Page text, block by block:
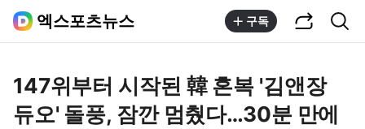
엑스포츠뉴스 구독
147위부터 시작된 韓 혼복 '김앤장
듀오' 돌풍, 잠깐 멈췄다…30분 만에